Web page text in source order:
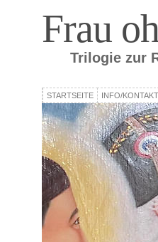
Frau
Trilogie zur
STARTSEITE INFO/KONTAKT